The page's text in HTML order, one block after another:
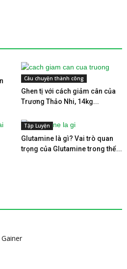
Câu chuyện thành công
Ghen tị với cách giảm cân của
Trương Thảo Nhi, 14kg...
Tập Luyện
Glutamine là gì? Vai trò quan
trọng của Glutamine trong thể...